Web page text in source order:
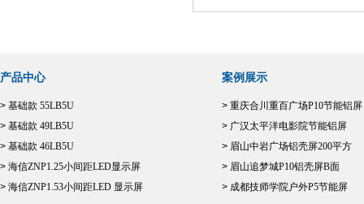
产品中心
> 基础款 55LB5U
> 基础款 49LB5U
> 基础款 46LB5U
> 海信ZNP1.25小间距LED显示屏
> 海信ZNP1.53小间距LED 显示屏
案例展示
> 重庆合川重百广场P10节能铝屏
> 广汉太平洋电影院节能铝屏
> 眉山中岩广场铝壳屏200平方
> 眉山追梦城P10铝壳屏B面
> 成都技师学院户外P5节能屏